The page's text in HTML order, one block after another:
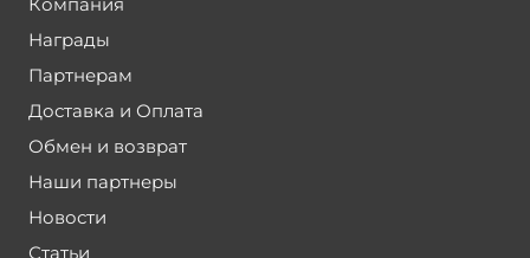
Награды
Партнерам
Доставка и Оплата
Обмен и возврат
Наши партнеры
Новости
Статьи